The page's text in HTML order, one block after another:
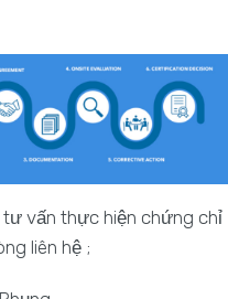
vấn thực hiện chứng chỉ
liên hệ ;